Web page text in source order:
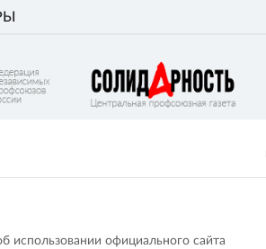
использовании официального сайта